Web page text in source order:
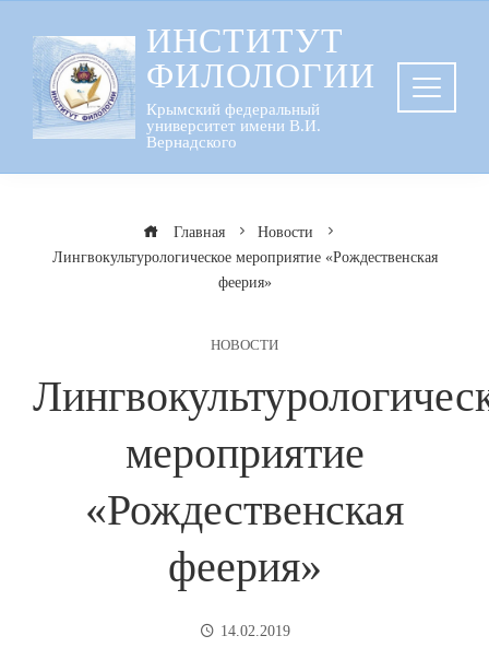
содержанию
ИНСТИТУТ
ФИЛОЛОГИИ
Крымский федеральный
университет имени В.И.
Вернадского
Главная
Новости
Лингвокультурологическое мероприятие «Рождественская
феерия»
НОВОСТИ
мероприятие
«Рождественская
феерия»
14.02.2019